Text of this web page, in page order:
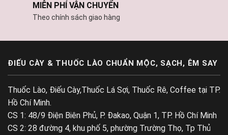
MIỄN PHÍ VẬN CHUYỂN
Theo chính sách giao hàng
ĐIẾU CÀY & THUỐC LÀO CHUẨN MỘC, SẠCH, ÊM SAY
Thuốc Lào, Điếu Cày,Thuốc Lá Sợi, Thuốc Rê, Coffee tại TP.
Hồ Chí Minh.
CS 1: 48/9 Điện Biên Phủ, P. Đakao, Quận 1, TP. Hồ Chí Minh
CS 2: 28 đường 4, khu phố 5, phường Trường Thọ, Tp Thủ